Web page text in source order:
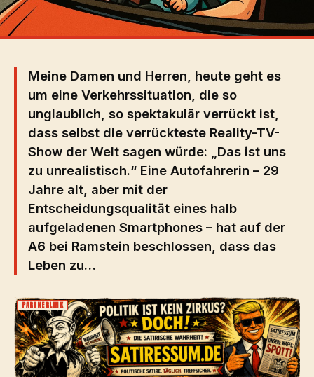
Meine Damen und Herren, heute geht es
um eine Verkehrssituation, die so
unglaublich, so spektakulär verrückt ist,
dass selbst die verrückteste Reality-TV-
Show der Welt sagen würde: „Das ist uns
zu unrealistisch.“ Eine Autofahrerin – 29
Jahre alt, aber mit der
Entscheidungsqualität eines halb
aufgeladenen Smartphones – hat auf der
A6 bei Ramstein beschlossen, dass das
Leben zu…
PARTNERLINK